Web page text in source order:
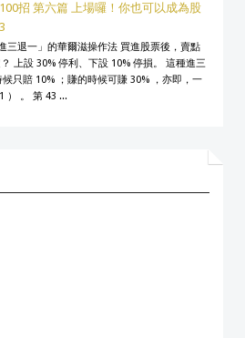
招 第六篇 上場囉！你也可以成為股
退一」的華爾滋操作法 買進股票後，賣點
上設 30% 停利、下設 10% 停損。 這種進三
只賠 10% ；賺的時候可賺 30% ，亦即，一
） 。 第 43 ...